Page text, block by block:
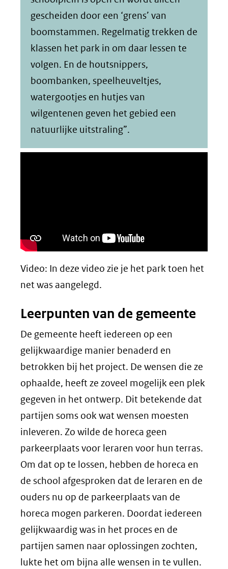
gescheiden door een ‘grens’ van
boomstammen. Regelmatig trekken de
klassen het park in om daar lessen te
volgen. En de houtsnippers,
boombanken, speelheuveltjes,
watergootjes en hutjes van
wilgentenen geven het gebied een
natuurlijke uitstraling”.
Video: In deze video zie je het park toen het
net was aangelegd.
Leerpunten van de gemeente
De gemeente heeft iedereen op een
gelijkwaardige manier benaderd en
betrokken bij het project. De wensen die ze
ophaalde, heeft ze zoveel mogelijk een plek
gegeven in het ontwerp. Dit betekende dat
partijen soms ook wat wensen moesten
inleveren. Zo wilde de horeca geen
parkeerplaats voor leraren voor hun terras.
Om dat op te lossen, hebben de horeca en
de school afgesproken dat de leraren en de
ouders nu op de parkeerplaats van de
horeca mogen parkeren. Doordat iedereen
gelijkwaardig was in het proces en de
partijen samen naar oplossingen zochten,
lukte het om bijna alle wensen in te vullen.